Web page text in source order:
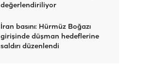
değerlendiriliyor
İran basını: Hürmüz Boğazı
girişinde düşman hedeflerine
saldırı düzenlendi